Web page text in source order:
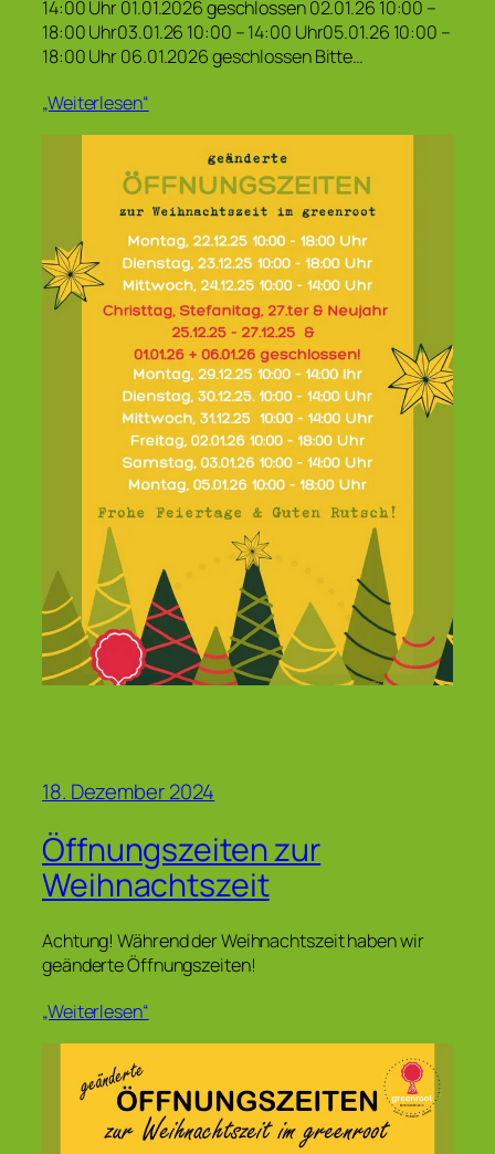
14:00 Uhr 01.01.2026 geschlossen 02.01.26 10:00 –
18:00 Uhr03.01.26 10:00 – 14:00 Uhr05.01.26 10:00 –
18:00 Uhr 06.01.2026 geschlossen Bitte…
„Weiterlesen“
18. Dezember 2024
Öffnungszeiten zur
Weihnachtszeit
Achtung! Während der Weihnachtszeit haben wir
geänderte Öffnungszeiten!
„Weiterlesen“